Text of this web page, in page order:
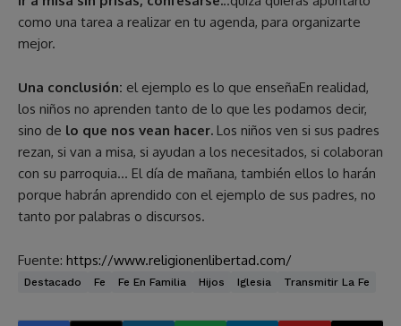
como una tarea a realizar en tu agenda, para organizarte
mejor.
Una conclusión: el ejemplo es lo que enseñaEn realidad,
los niños no aprenden tanto de lo que les podamos decir,
sino de lo que nos vean hacer. Los niños ven si sus padres
rezan, si van a misa, si ayudan a los necesitados, si colaboran
con su parroquia… El día de mañana, también ellos lo harán
porque habrán aprendido con el ejemplo de sus padres, no
tanto por palabras o discursos.
Fuente: https://www.religionenlibertad.com/
Destacado Fe Fe En Familia Hijos Iglesia Transmitir La Fe